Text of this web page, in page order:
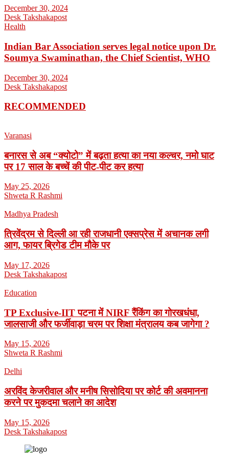
December 30, 2024
Desk Takshakapost
Health
Indian Bar Association serves legal notice upon Dr.
Soumya Swaminathan, the Chief Scientist, WHO
December 30, 2024
Desk Takshakapost
RECOMMENDED
Varanasi
बनारस से अब “क्योटो” में बढ़ता हत्या का नया कल्चर, नमो घाट
पर 17 साल के बच्चें की पीट-पीट कर हत्या
May 25, 2026
Shweta R Rashmi
Madhya Pradesh
त्रिवेंद्रम से दिल्ली आ रही राजधानी एक्सप्रेस में अचानक लगी
आग, फायर ब्रिगेड टीम मौके पर
May 17, 2026
Desk Takshakapost
Education
TP Exclusive-IIT पटना में NIRF रैंकिंग का गोरखधंधा,
जालसाजी और फर्जीवाड़ा चरम पर शिक्षा मंत्रालय कब जागेगा ?
May 15, 2026
Shweta R Rashmi
Delhi
अरविंद केजरीवाल और मनीष सिसोदिया पर कोर्ट की अवमानना
करने पर मुकदमा चलाने का आदेश
May 15, 2026
Desk Takshakapost